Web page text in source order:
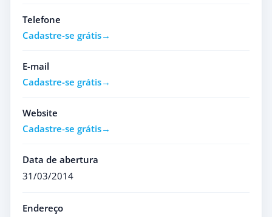
Telefone
Cadastre-se grátis
E-mail
Cadastre-se grátis
Website
Cadastre-se grátis
Data de abertura
31/03/2014
Endereço